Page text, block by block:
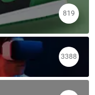
819
3388